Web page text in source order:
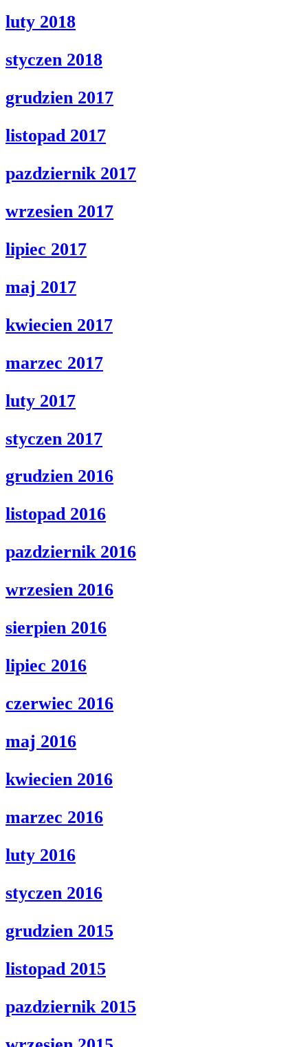
luty 2018
styczen 2018
grudzien 2017
listopad 2017
pazdziernik 2017
wrzesien 2017
lipiec 2017
maj 2017
kwiecien 2017
marzec 2017
luty 2017
styczen 2017
grudzien 2016
listopad 2016
pazdziernik 2016
wrzesien 2016
sierpien 2016
lipiec 2016
czerwiec 2016
maj 2016
kwiecien 2016
marzec 2016
luty 2016
styczen 2016
grudzien 2015
listopad 2015
pazdziernik 2015